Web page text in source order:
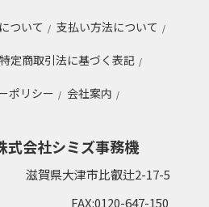
ついて / 支払い方法について /
特定商取引法に基づく表記 /
ポリシー / 会社案内 /
式会社シミズ事務機
滋賀県大津市比叡辻2-17-5
FAX:0120-647-150